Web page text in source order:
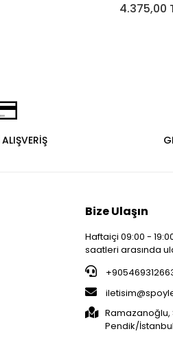
4.375,00
Bize Ulaşın
Haftaiçi 09:00 -
saatleri arasında
Ramazanoğlu,
Pendik/İstanbul